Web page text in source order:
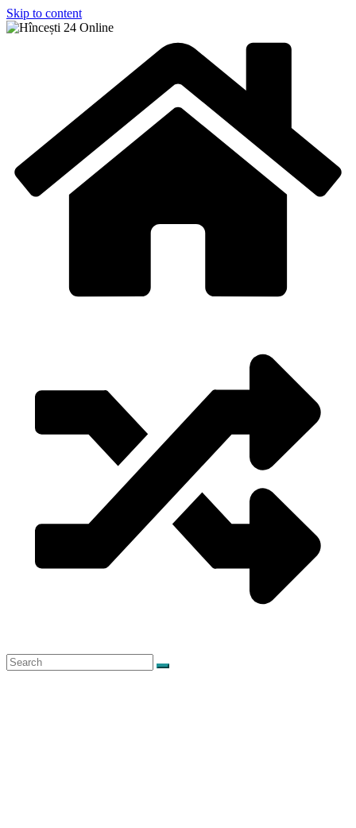
Skip to content